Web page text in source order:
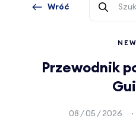
Wróć
Przewodnik
08 / 05 / 2026